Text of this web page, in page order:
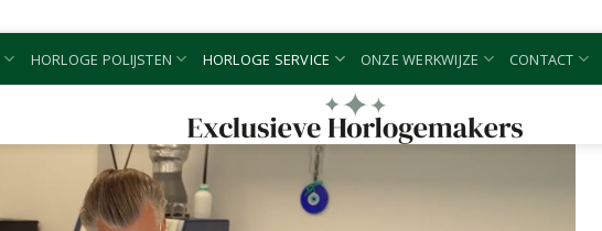
HORLOGE POLIJSTEN HORLOGE SERVICE ONZE WERKWIJZE CONTACT